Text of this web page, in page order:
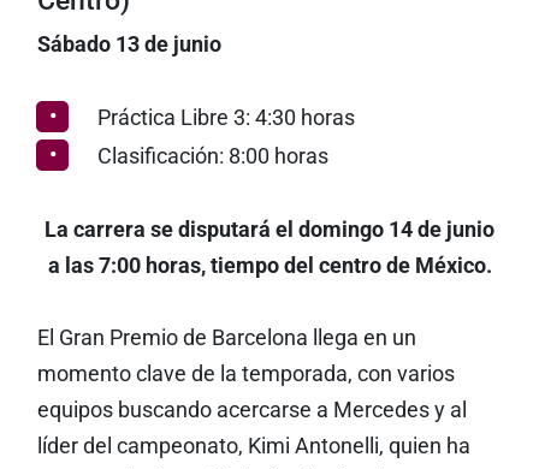
Sábado 13 de junio
Práctica Libre 3: 4:30 horas
Clasificación: 8:00 horas
La carrera se disputará el domingo 14 de junio
a las 7:00 horas, tiempo del centro de México.
El Gran Premio de Barcelona llega en un
momento clave de la temporada, con varios
equipos buscando acercarse a Mercedes y al
líder del campeonato, Kimi Antonelli, quien ha